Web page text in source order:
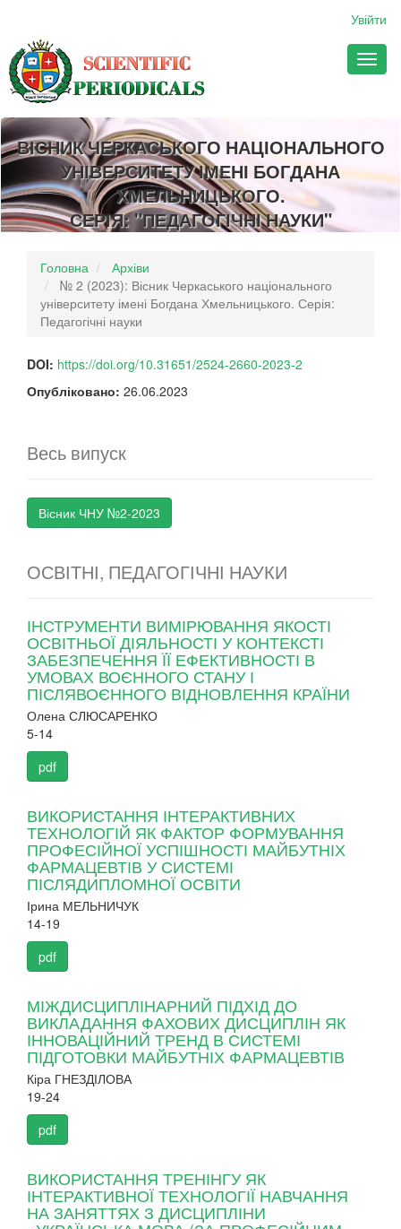
##plugins.themes.bootstrap3.accessible_menu.main_content##
##plugins.themes.bootstrap3.accessible_menu.sidebar##
Увійти
ВІСНИК ЧЕРКАСЬКОГО НАЦІОНАЛЬНОГО
УНІВЕРСИТЕТУ ІМЕНІ БОГДАНА
ХМЕЛЬНИЦЬКОГО.
СЕРІЯ: "ПЕДАГОГІЧНІ НАУКИ"
Головна
Архіви
№ 2 (2023): Вісник Черкаського національного
університету імені Богдана Хмельницького. Серія:
Педагогічні науки
DOI: https://doi.org/10.31651/2524-2660-2023-2
Опубліковано: 26.06.2023
Весь випуск
Вісник ЧНУ №2-2023
ОСВІТНІ, ПЕДАГОГІЧНІ НАУКИ
ІНСТРУМЕНТИ ВИМІРЮВАННЯ ЯКОСТІ
ОСВІТНЬОЇ ДІЯЛЬНОСТІ У КОНТЕКСТІ
ЗАБЕЗПЕЧЕННЯ ЇЇ ЕФЕКТИВНОСТІ В
УМОВАХ ВОЄННОГО СТАНУ І
ПІСЛЯВОЄННОГО ВІДНОВЛЕННЯ КРАЇНИ
Олена СЛЮСАРЕНКО
5-14
pdf
ВИКОРИСТАННЯ ІНТЕРАКТИВНИХ
ТЕХНОЛОГІЙ ЯК ФАКТОР ФОРМУВАННЯ
ПРОФЕСІЙНОЇ УСПІШНОСТІ МАЙБУТНІХ
ФАРМАЦЕВТІВ У СИСТЕМІ
ПІСЛЯДИПЛОМНОЇ ОСВІТИ
Ірина МЕЛЬНИЧУК
14-19
pdf
МІЖДИСЦИПЛІНАРНИЙ ПІДХІД ДО
ВИКЛАДАННЯ ФАХОВИХ ДИСЦИПЛІН ЯК
ІННОВАЦІЙНИЙ ТРЕНД В СИСТЕМІ
ПІДГОТОВКИ МАЙБУТНІХ ФАРМАЦЕВТІВ
Кіра ГНЕЗДІЛОВА
19-24
pdf
ВИКОРИСТАННЯ ТРЕНІНГУ ЯК
ІНТЕРАКТИВНОЇ ТЕХНОЛОГІЇ НАВЧАННЯ
НА ЗАНЯТТЯХ З ДИСЦИПЛІНИ